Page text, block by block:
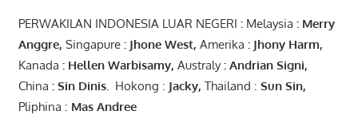
PERWAKILAN INDONESIA LUAR NEGERI : Melaysia : Merry
Anggre, Singapure: JhoneWest, Amerika : JhonyHarm,
Kanada : Hellen Warbisamy, Australy: Andrian Signi,
China : Sin Dinis. Hokong : Jacky, Thailand : Sun Sin,
Pliphina : Mas Andree